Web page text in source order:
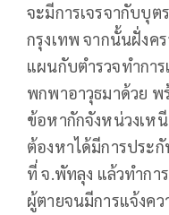
จะมีการเจรจากับบุ
กรุงเทพ จากนั้นฝั่งค
แผนกับตำรวจทำกา
พกพาอาวุธมาด้วย พ
ข้อหากักจังหน่วงเห
ต้องหาได้มีการประ
ที่ จ.พัทลุง แล้วทำกา
ผู้ตายจนมีการแจ้งค